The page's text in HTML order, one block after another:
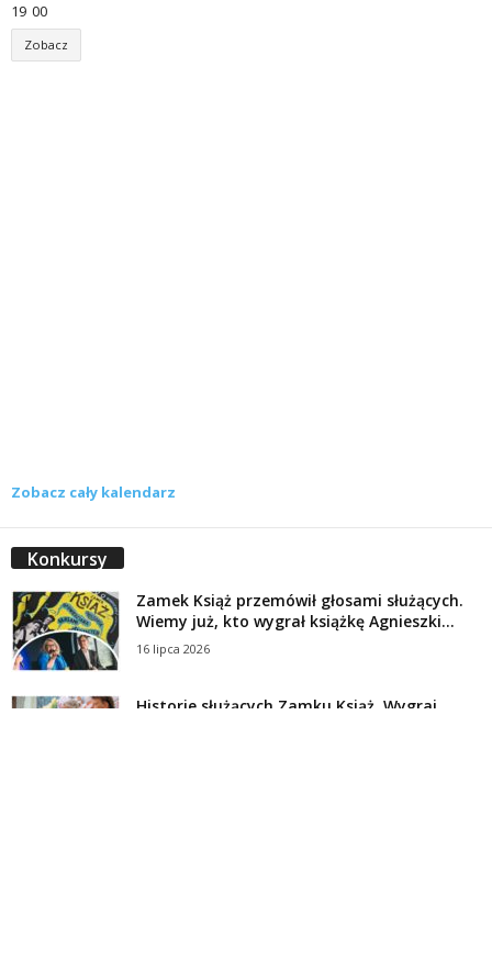
19 00
Zobacz
Zobacz cały kalendarz
Konkursy
Zamek Książ przemówił głosami służących.
Wiemy już, kto wygrał książkę Agnieszki...
16 lipca 2026
Historie służących Zamku Książ. Wygraj